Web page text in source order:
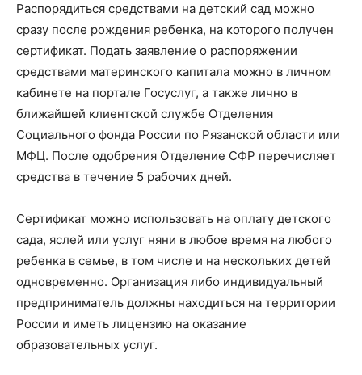
Распорядиться средствами на детский сад можно
сразу после рождения ребенка, на которого получен
сертификат. Подать заявление о распоряжении
средствами материнского капитала можно в личном
кабинете на портале Госуслуг, а также лично в
ближайшей клиентской службе Отделения
Социального фонда России по Рязанской области или
МФЦ. После одобрения Отделение СФР перечисляет
средства в течение 5 рабочих дней.
Сертификат можно использовать на оплату детского
сада, яслей или услуг няни в любое время на любого
ребенка в семье, в том числе и на нескольких детей
одновременно. Организация либо индивидуальный
предприниматель должны находиться на территории
России и иметь лицензию на оказание
образовательных услуг.